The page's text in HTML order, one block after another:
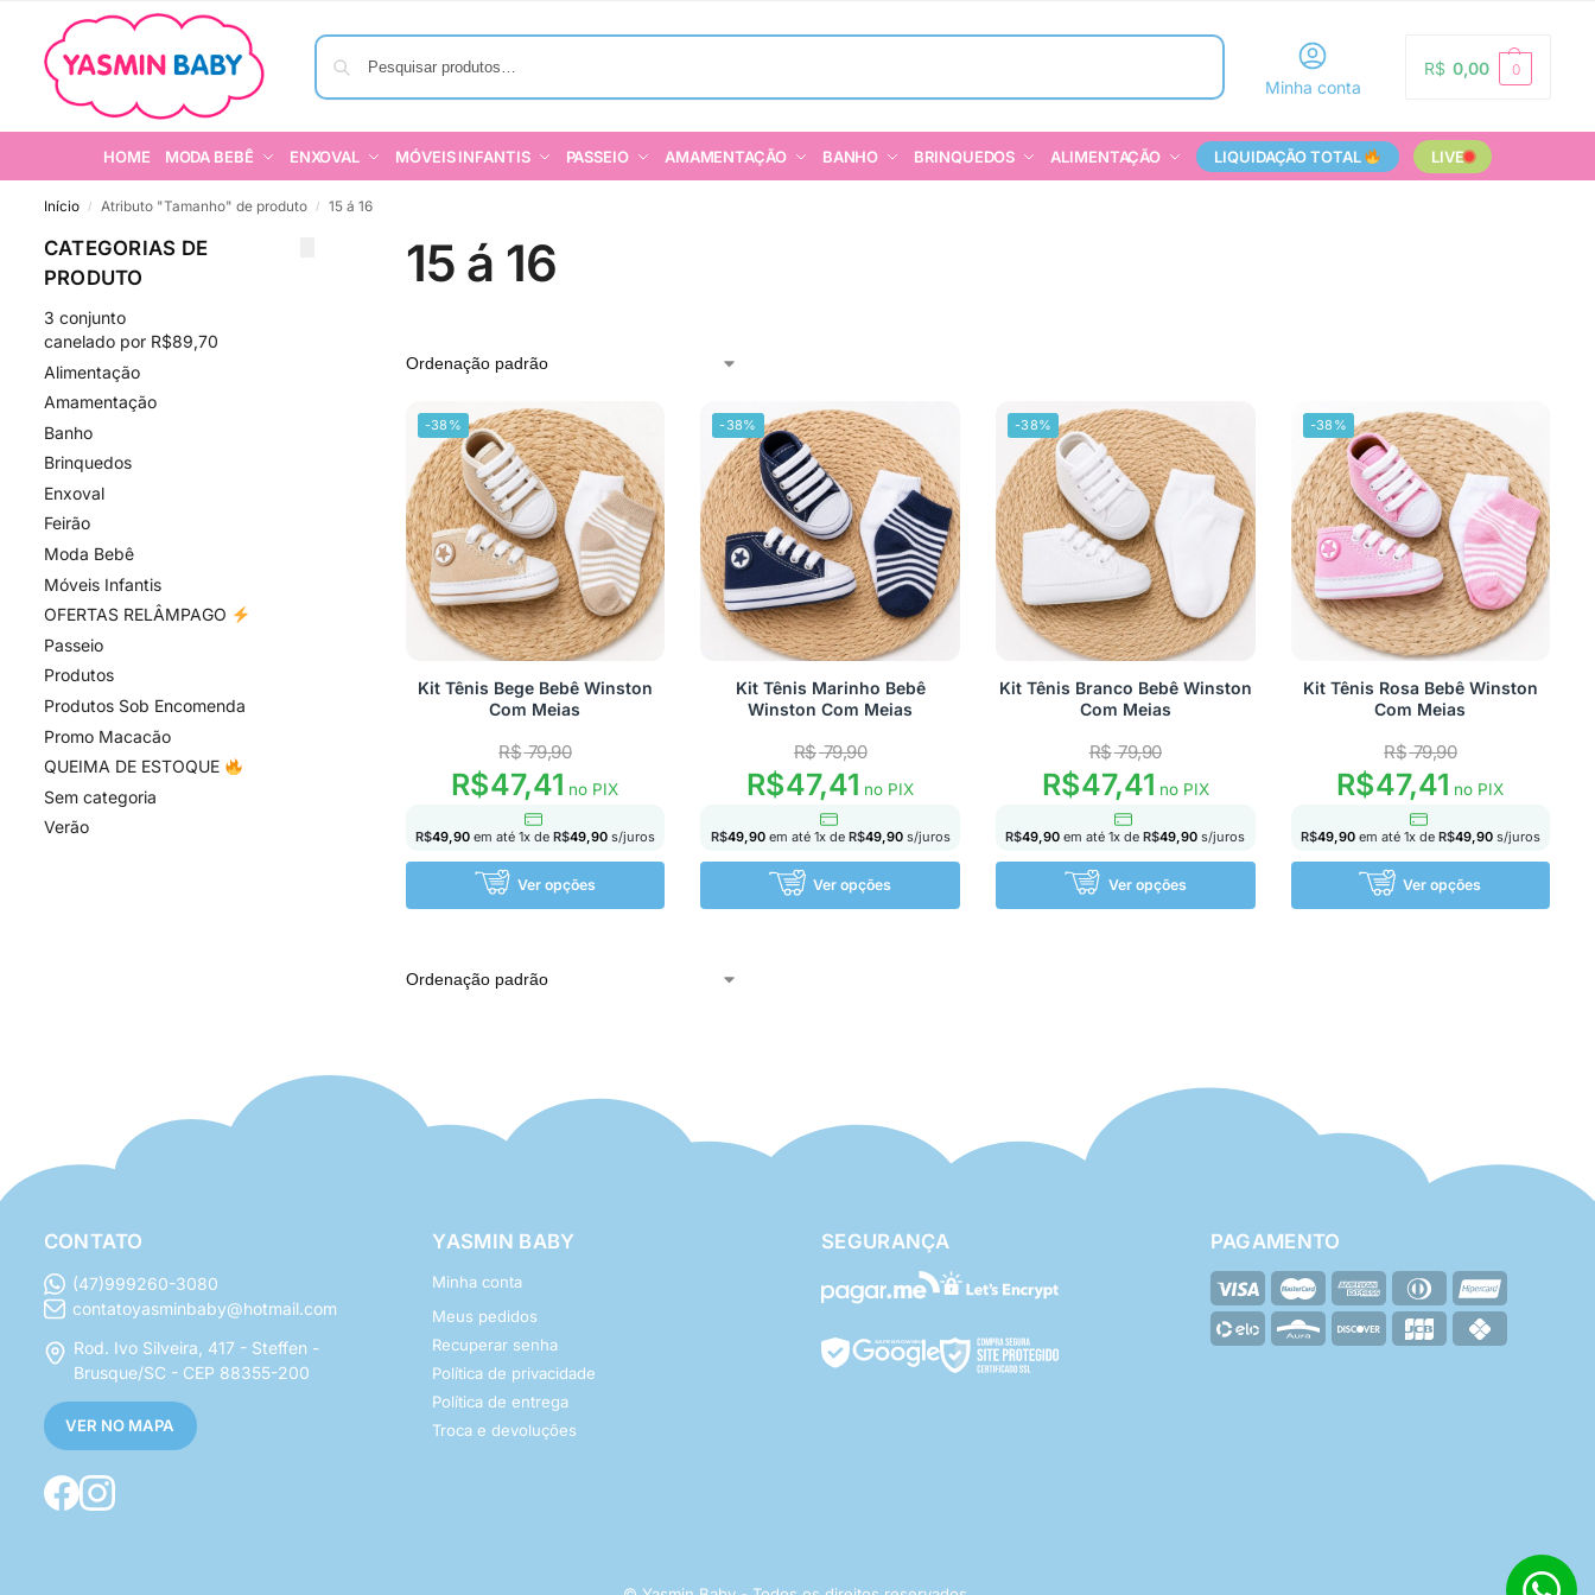
Pesquisar
Minha conta
R$ 0,00 0
HOME MODA BEBÊ ENXOVAL MÓVEIS INFANTIS PASSEIO AMAMENTAÇÃO BANHO BRINQUEDOS ALIMENTAÇÃO LIQUIDAÇÃO TOTAL LIVE
Início / Atributo "Tamanho" de produto / 15 á 16
15 á 16
-38%
Kit Tênis Bege Bebê Winston
Com Meias
R$79,90
R$47,41 no PIX
R$49,90 em até 1x de R$49,90s/juros
Ver opções
-38%
Kit Tênis Marinho Bebê
Winston Com Meias
R$79,90
R$47,41 no PIX
R$49,90 em até 1x de R$49,90s/juros
Ver opções
-38%
Kit Tênis Branco Bebê Winston
Com Meias
R$79,90
R$47,41 no PIX
R$49,90 em até1x deR$49,90 s/juros
Ver opções
-38%
Kit Tênis Rosa Bebê Winston
Com Meias
R$79,90
R$47,41 no PIX
R$49,90 em até 1x de R$49,90s/juros
Ver opções
CATEGORIAS DE
PRODUTO
3 conjunto
canelado por R$89,70
Alimentação
Amamentação
Banho
Brinquedos
Enxoval
Feirão
Moda Bebê
Móveis Infantis
OFERTAS RELÂMPAGO
Passeio
Produtos
Produtos Sob Encomenda
Promo Macacão
QUEIMA DE ESTOQUE
Sem categoria
Verão
CONTATO
(47)999260-3080
contatoyasminbaby@hotmail.com
Rod. Ivo Silveira, 417 - Steffen -
Brusque/SC - CEP 88355-200
VER NO MAPA
YASMIN BABY
Minha conta
Meus pedidos
Recuperar senha
Política de privacidade
Política de entrega
Troca e devoluções
SEGURANÇA PAGAMENTO